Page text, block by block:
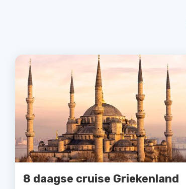
8 daagse cruise Griekenland